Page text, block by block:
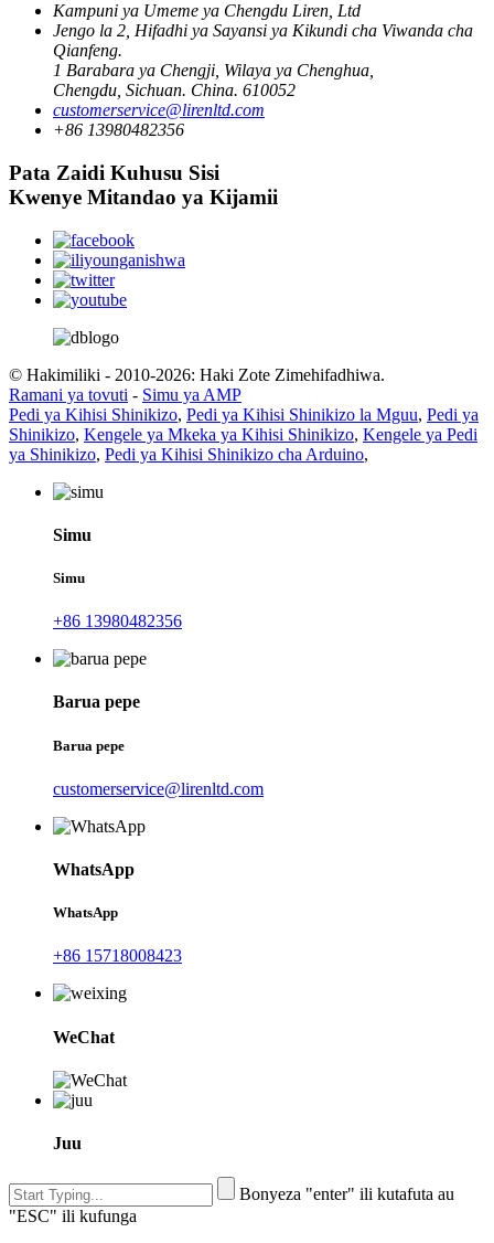
Kampuni ya Umeme ya Chengdu Liren, Ltd
Jengo la 2, Hifadhi ya Sayansi ya Kikundi cha Viwanda cha
Qianfeng.
1 Barabara ya Chengji, Wilaya ya Chenghua,
Chengdu, Sichuan. China. 610052
customerservice@lirenltd.com
+86 13980482356
Pata Zaidi Kuhusu Sisi
Kwenye Mitandao ya Kijamii
© Hakimiliki - 2010-2026: Haki Zote Zimehifadhiwa.
Ramani ya tovuti - Simu ya AMP
Pedi ya Kihisi Shinikizo, Pedi ya Kihisi Shinikizo la Mguu, Pedi ya
Shinikizo, Kengele ya Mkeka ya Kihisi Shinikizo, Kengele ya Pedi
ya Shinikizo, Pedi ya Kihisi Shinikizo cha Arduino,
Simu
Simu
+86 13980482356
Barua pepe
Barua pepe
customerservice@lirenltd.com
WhatsApp
WhatsApp
+86 15718008423
WeChat
Juu
Bonyeza "enter" ili kutafuta au
"ESC" ili kufunga